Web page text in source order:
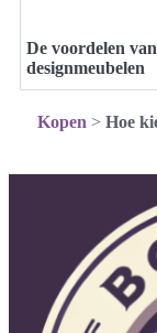
De voordelen
designmeubelen
Kopen > Hoe